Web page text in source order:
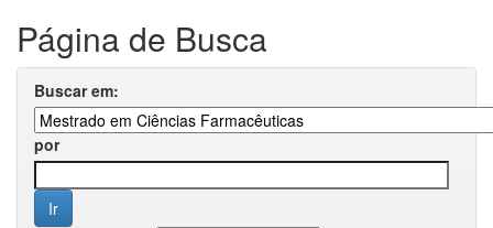
Página de Busca
Buscar em:
por